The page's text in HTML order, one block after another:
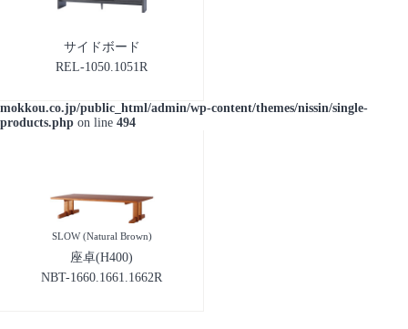
サイドボード
REL-1050.1051R
mokkou.co.jp/public_html/admin/wp-content/themes/nissin/single-
products.php on line 494
SLOW (Natural Brown)
座卓(H400)
NBT-1660.1661.1662R